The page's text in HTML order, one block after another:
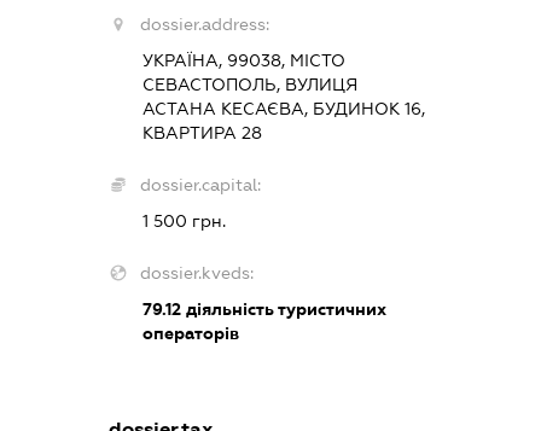
dossier.address:
УКРАЇНА, 99038, МІСТО
СЕВАСТОПОЛЬ, ВУЛИЦЯ
АСТАНА КЕСАЄВА, БУДИНОК 16,
КВАРТИРА 28
dossier.capital:
1 500 грн.
dossier.kveds:
79.12діяльність туристичних
операторів